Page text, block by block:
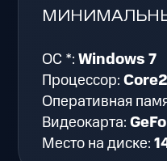
ОС *:Windows 7
Процессор:
Оперативная
Видеокарта:
Место на диске: